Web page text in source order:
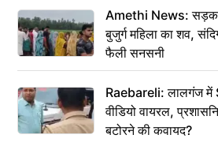
Amethi News: सड़क
बुजुर्ग महिला का शव,
फैली सनसनी
Raebareli: लालगंज में
वीडियो वायरल,
बटोरने की कवायद?